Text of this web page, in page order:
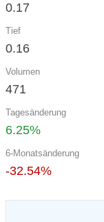
0.17
Tief
0.16
Volumen
471
Tagesänderung
6.25%
6-Monatsänderung
-32.54%